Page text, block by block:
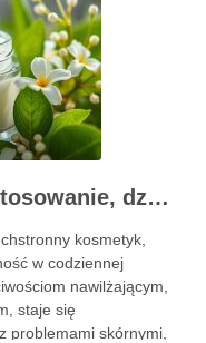
Maść z witaminą A – zastosowanie, działanie i bezpieczeństwo stosowania
kosmetyk,
w codziennej
nawilżającym,
staje się
problemami skórnymi,